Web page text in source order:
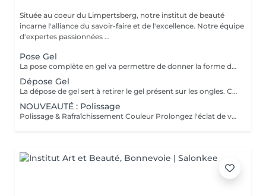
Située au coeur du Limpertsberg, notre institut de beauté
incarne l'alliance du savoir-faire et de l'excellence. Notre équipe
d'expertes passionnées ...
Pose Gel
La pose complète en gel va permettre de donner la forme désirée en rallongeant (ou pas) les ongles (préalablement préparés) soit par la technique du chablon (rallongement au gel) soit par les capsules. Ensuite vient la pose du gel qui sera façonné et enfin la pose de la couleur ou de la French.
Dépose Gel
La dépose de gel sert à retirer le gel présent sur les ongles. Cette prestation comprend uniquement le ponçage du gel et le raccourcissement des ongles.
NOUVEAUTÉ : Polissage
Polissage & Rafraîchissement Couleur Prolongez l'éclat de votre pose en toute simplicité. Après une pose complète ou un remplissage, profitez de ce service rapide qui permet de rafraîchir vos ongles sans recommencer une prestation complète. Nous préparons délicatement la surface existante, lissons la repousse et appliquons la couleur de votre choix pour un effet propre et soigné. Idéal entre deux remplissages, ce rendez-vous express vous offre des ongles impeccables et la liberté de changer de teinte selon vos envies.